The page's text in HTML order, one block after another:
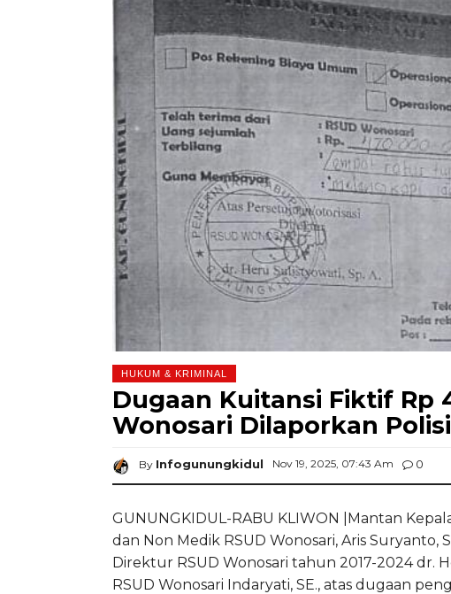
HUKUM & KRIMINAL
Dugaan Kuitansi Fiktif Rp
Wonosari Dilaporkan Polisi
By Infogunungkidul Nov 19, 2025, 07:43 Am 0
GUNUNGKIDUL-RABU KLIWON |Mantan
dan Non Medik RSUD Wonosari, Aris Suryanto,
Direktur RSUD Wonosari tahun 2017-2024 dr.
RSUD Wonosari Indaryati, SE., atas dugaan